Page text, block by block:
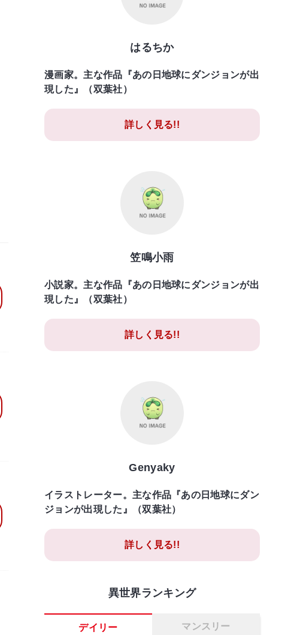
はるちか
漫画家。主な作品『あの日地球にダンジョンが出
現した』（双葉社）
詳しく見る!!
笠鳴小雨
小説家。主な作品『あの日地球にダンジョンが出
現した』（双葉社）
詳しく見る!!
Genyaky
イラストレーター。主な作品『あの日地球にダン
ジョンが出現した』（双葉社）
詳しく見る!!
異世界ランキング
デイリー マンスリー